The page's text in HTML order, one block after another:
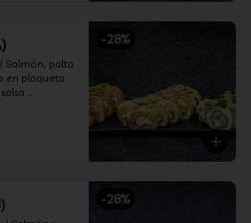
1 salsa
-28%
Salmón, palta
en plaqueta
y camarón
crema
queso
frito en
-28%